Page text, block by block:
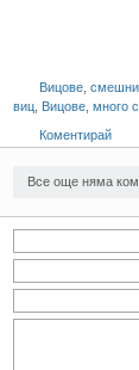
Вицове смешни
виц Вицове много
Коментирай
Все още няма